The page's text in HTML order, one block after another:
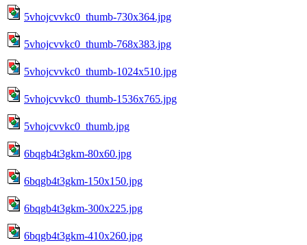
5vhojcvvkc0_thumb-730x364.jpg
5vhojcvvkc0_thumb-768x383.jpg
5vhojcvvkc0_thumb-1024x510.jpg
5vhojcvvkc0_thumb-1536x765.jpg
5vhojcvvkc0_thumb.jpg
6bqgb4t3gkm-80x60.jpg
6bqgb4t3gkm-150x150.jpg
6bqgb4t3gkm-300x225.jpg
6bqgb4t3gkm-410x260.jpg